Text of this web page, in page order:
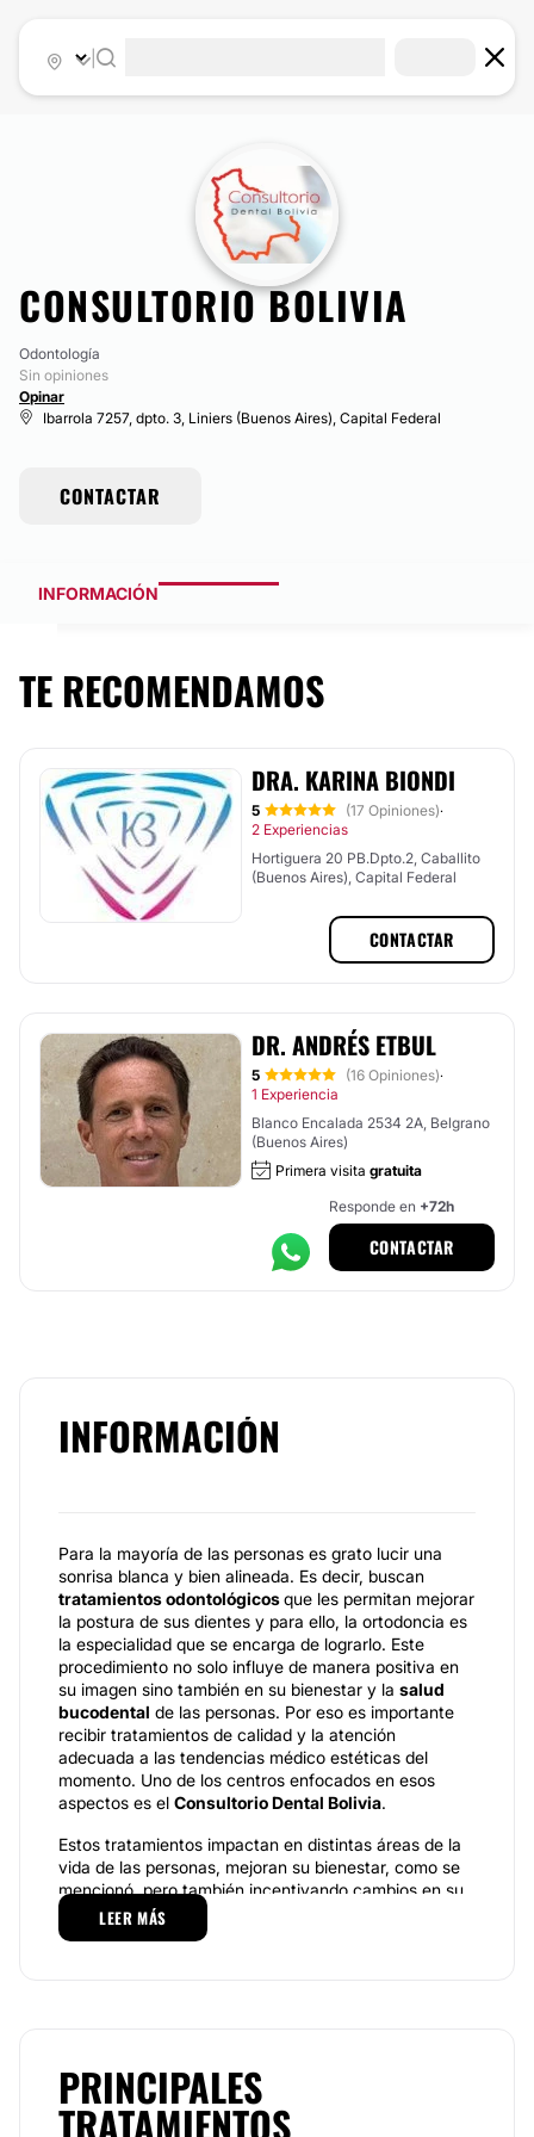
CONSULTORIO BOLIVIA
Odontología
Sin opiniones
Opinar
Ibarrola 7257, dpto. 3, Liniers (Buenos Aires), Capital Federal
CONTACTAR
INFORMACIÓN
TE RECOMENDAMOS
DRA. KARINA BIONDI
5 (17 Opiniones)·
2 Experiencias
Hortiguera 20 PB.Dpto.2, Caballito
(Buenos Aires), Capital Federal
CONTACTAR
DR. ANDRÉS ETBUL
5 (16 Opiniones)·
1 Experiencia
Blanco Encalada 2534 2A, Belgrano
(Buenos Aires)
Primera visita gratuita
Responde en +72h
CONTACTAR
INFORMACIÓN
Para la mayoría de las personas es grato lucir una
sonrisa blanca y bien alineada. Es decir, buscan
tratamientosodontológicosque les permitan mejorar
la postura de sus dientes y para ello, la ortodoncia es
la especialidad que se encarga de lograrlo. Este
procedimiento no solo influye de manera positiva en
su imagen sino también en su bienestar y la salud
bucodental de las personas. Por eso es importante
recibir tratamientos de calidad y la atención
adecuada a las tendencias médico estéticas del
momento. Uno de los centros enfocados en esos
aspectos es el Consultorio Dental Bolivia.
Estos tratamientos impactan en distintas áreas de la
vida de las personas, mejoran su bienestar, como se
mencionó, pero también incentivando cambios en su
autoestima. La persona se siente más agradada con
su imagen y, por tanto, registra distintas mejoras
y disminuyendo, en algunos casos, la duración de los
métodos y su dolor.
LEER MÁS
PRINCIPALES
TRATAMIENTOS